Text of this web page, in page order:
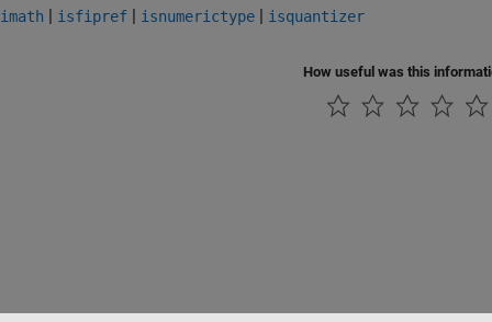
| isfipref | isnumerictype | isquantizer
How useful was this